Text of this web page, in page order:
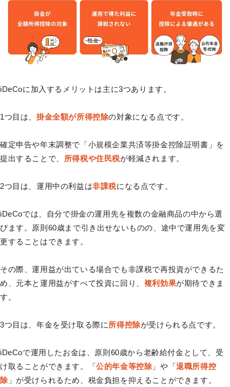
iDeCoに加入するメリットは主に3つあります。
1つ目は、 掛金全額が所得控除の対象になる点です。
確定申告や年末調整で「小規模企業共済等掛金控除証明書」を
提出することで、 所得税や住民税が軽減されます。
2つ目は、運用中の利益は非課税になる点です。
iDeCoでは、自分で掛金の運用先を複数の金融商品の中から選
びます。原則60歳まで引き出せないものの、途中で運用先を変
更することはできます。
その際、運用益が出ている場合でも非課税で再投資ができるた
め、元本と運用益がすべて投資に回り、 複利効果が期待できま
す。
3つ目は、年金を受け取る際に所得控除が受けられる点です。
iDeCoで運用したお金は、原則60歳から老齢給付金として、受
け取ることができます。「公的年金等控除 」や「退職所得控
除 」が受けられるため、税金負担を抑えることができます。